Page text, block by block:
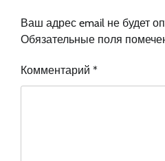
Ваш адрес email не будет
Обязательные поля
Комментарий *